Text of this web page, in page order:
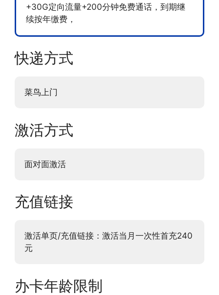
+30G定向流量+200分钟免费通话，到期继
续按年缴费，
快递方式
菜鸟上门
激活方式
面对面激活
充值链接
激活单页/充值链接：激活当月一次性首充240
元
办卡年龄限制